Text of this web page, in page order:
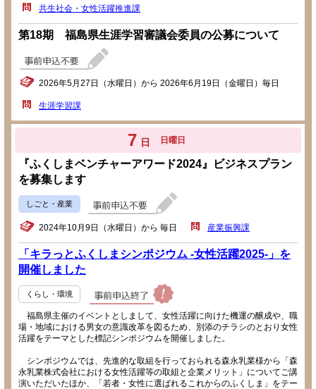
共生社会・女性活躍推進課
第18期 福島県生涯学習審議会委員の公募について
2026年5月27日（水曜日）から 2026年6月19日（金曜日）毎日
生涯学習課
7 日 日曜日
『ふくしまベンチャーアワード2024』ビジネスプラン
を募集します
しごと・産業
2024年10月9日（水曜日）から 毎日 産業振興課
「キラっとふくしまシンポジウム -女性活躍2025-」を
開催しました
くらし・環境
福島県主催のイベントとしまして、女性活躍に向けた機運の醸成や、職
場・地域における男女の意識改革を図るため、別添のチラシのとおり女性
活躍をテーマとした標記シンポジウムを開催しました。
シンポジウムでは、先進的な取組を行っておられる森永乳業様から「森
永乳業株式会社における女性活躍等の取組と企業メリット」についてご講
演いただいたほか、「若者・女性に選ばれるこれからのふくしま」をテー